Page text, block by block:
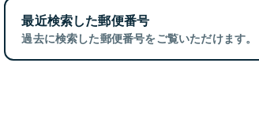
最近検索した郵便番号
過去に検索した郵便番号をご覧いただけます。